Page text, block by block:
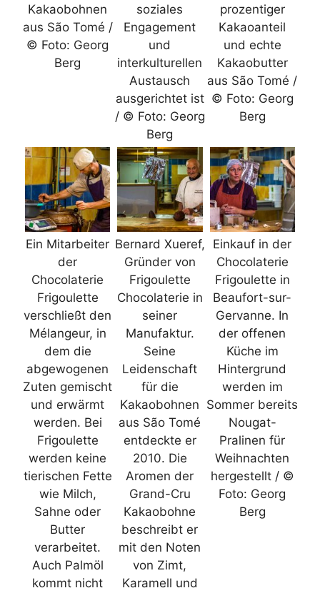
Kakaobohnen
aus São Tomé /
© Foto: Georg
Berg
soziales
Engagement
und
interkulturellen
Austausch
ausgerichtet ist
/ © Foto: Georg
Berg
prozentiger
Kakaoanteil
und echte
Kakaobutter
aus São Tomé /
© Foto: Georg
Berg
Ein Mitarbeiter
der
Chocolaterie
Frigoulette
verschließt den
Mélangeur, in
dem die
abgewogenen
Zuten gemischt
und erwärmt
werden. Bei
Frigoulette
werden keine
tierischen Fette
wie Milch,
Sahne oder
Butter
verarbeitet.
Auch Palmöl
kommt nicht
Bernard Xueref,
Gründer von
Frigoulette
Chocolaterie in
seiner
Manufaktur.
Seine
Leidenschaft
für die
Kakaobohnen
aus São Tomé
entdeckte er
2010. Die
Aromen der
Grand-Cru
Kakaobohne
beschreibt er
mit den Noten
von Zimt,
Karamell und
Einkauf in der
Chocolaterie
Frigoulette in
Beaufort-sur-
Gervanne. In
der offenen
Küche im
Hintergrund
werden im
Sommer bereits
Nougat-
Pralinen für
Weihnachten
hergestellt / ©
Foto: Georg
Berg